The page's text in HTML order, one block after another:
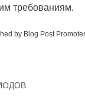
требованиям.
by Blog Post Promoter